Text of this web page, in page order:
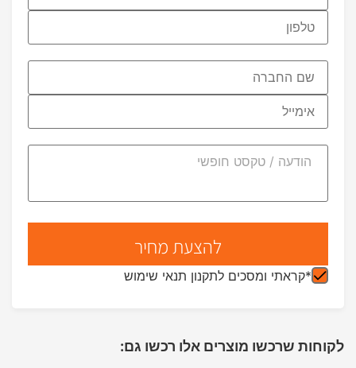
*קראתי ומסכים לתקנון תנאי שימוש
לקוחות שרכשו מוצרים אלו רכשו גם: